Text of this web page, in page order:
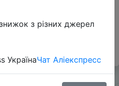
з різних джерел
УкраїнаЧат Аліекспресс